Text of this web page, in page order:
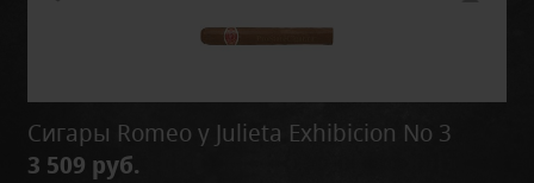
Сигары Romeo y Julieta Exhibicion No 3
3 509 руб.